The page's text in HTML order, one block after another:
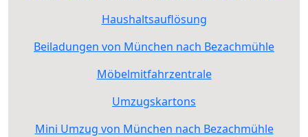
Haushaltsauflösung
Beiladungen von München nach Bezachmühle
Möbelmitfahrzentrale
Umzugskartons
Mini Umzug von München nach Bezachmühle